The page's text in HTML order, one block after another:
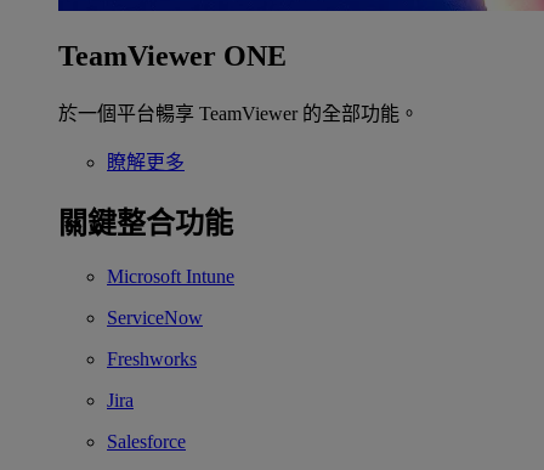
TeamViewer ONE
於一個平台暢享 TeamViewer 的全部功能。
瞭解更多
關鍵整合功能
Microsoft Intune
ServiceNow
Freshworks
Jira
Salesforce